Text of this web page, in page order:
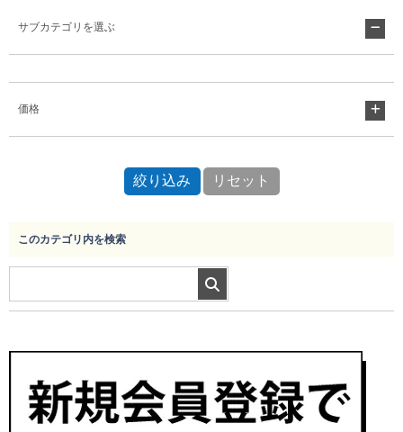
サブカテゴリを選ぶ
価格
このカテゴリ内を検索